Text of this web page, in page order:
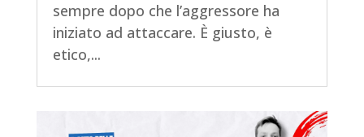
sempre dopo che l’aggressore ha
iniziato ad attaccare. È giusto, è
etico,...